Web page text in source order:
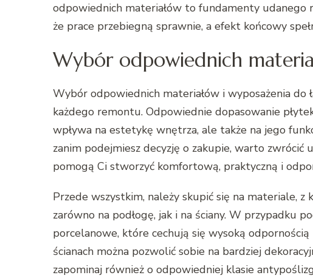
odpowiednich materiałów to fundamenty
że prace przebiegną sprawnie, a efekt końcowy
Wybór odpowiednich
Wybór odpowiednich materiałów i wyposażenia do
każdego remontu. Odpowiednie dopasowanie
wpływa na estetykę wnętrza, ale także na jego
zanim podejmiesz decyzję o zakupie, warto
pomogą Ci stworzyć komfortową, praktyczną i
Przede wszystkim, należy skupić się na materiale, z
zarówno na podłogę, jak i na ściany. W przypadku
porcelanowe, które cechują się wysoką
ścianach można pozwolić sobie na bardziej
zapominaj również o odpowiedniej klasie